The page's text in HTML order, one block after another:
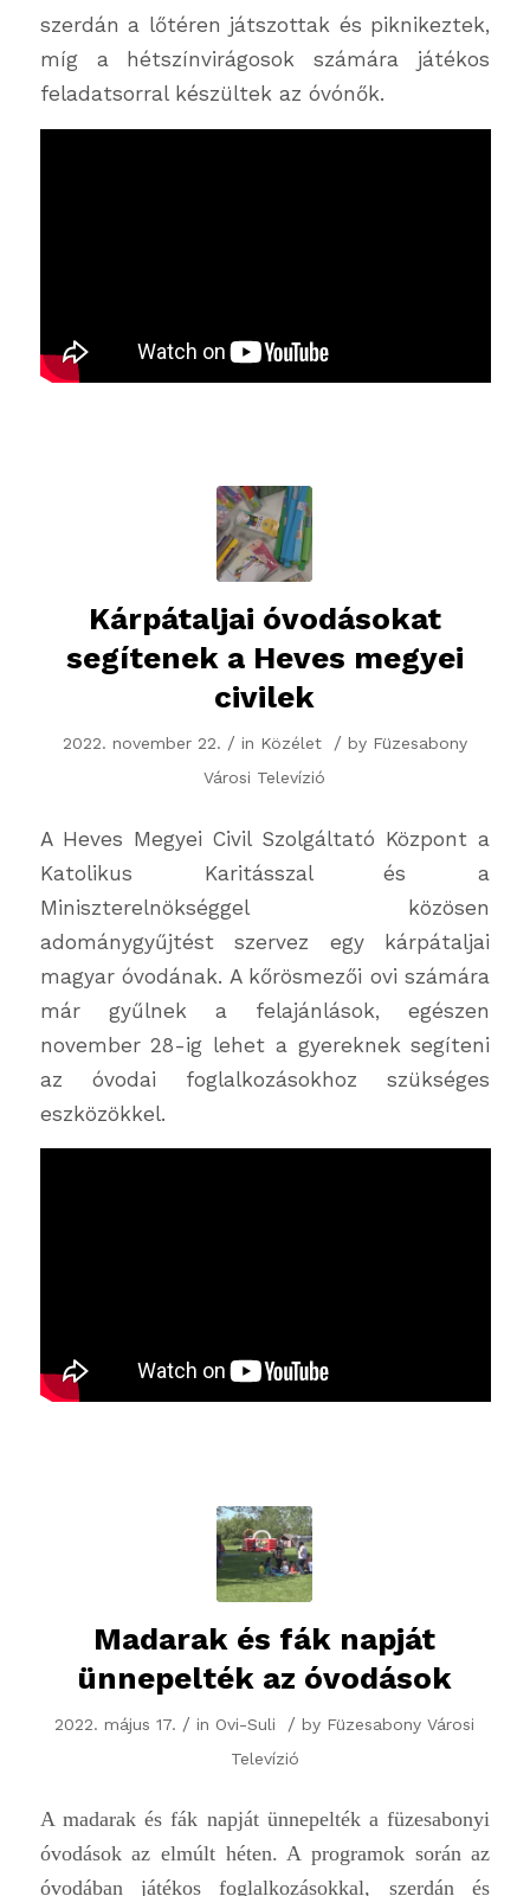
szerdán a lőtéren játszottak és piknikeztek,
míg a hétszínvirágosok számára játékos
feladatsorral készültek az óvónők.
Kárpátaljai óvodásokat
segítenek a Heves megyei
civilek
2022. november 22. / in Közélet / by Füzesabony
Városi Televízió
A Heves Megyei Civil Szolgáltató Központ a
Katolikus Karitásszal és a
Miniszterelnökséggel közösen
adománygyűjtést szervez egy kárpátaljai
magyar óvodának. A kőrösmezői ovi számára
már gyűlnek a felajánlások, egészen
november 28-ig lehet a gyereknek segíteni
az óvodai foglalkozásokhoz szükséges
eszközökkel.
Madarak és fák napját
ünnepelték az óvodások
2022. május 17. / in Ovi-Suli / by Füzesabony Városi
Televízió
A madarak és fák napját ünnepelték a füzesabonyi
óvodások az elmúlt héten. A programok során az
óvodában játékos foglalkozásokkal, szerdán és